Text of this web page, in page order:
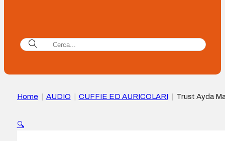
Home AUDIO CUFFIE ED AURICOLARI
Trust Ayda
del rumore – Cavo da 1,80 m
🔍